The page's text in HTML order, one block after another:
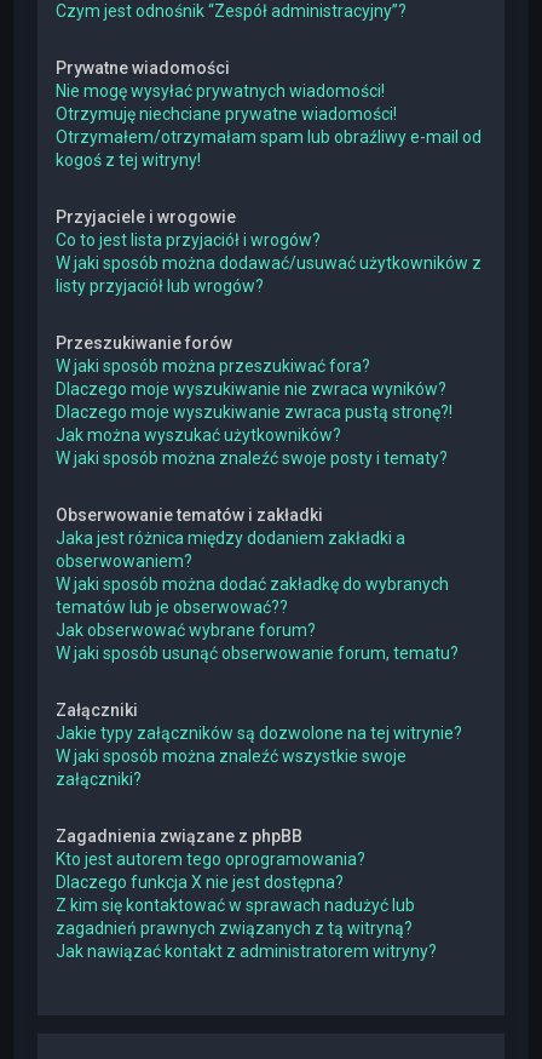
Czym jest odnośnik “Zespół administracyjny”?
Prywatne wiadomości
Nie mogę wysyłać prywatnych wiadomości!
Otrzymuję niechciane prywatne wiadomości!
Otrzymałem/otrzymałam spam lub obraźliwy e-mail od
kogoś z tej witryny!
Przyjaciele i wrogowie
Co to jest lista przyjaciół i wrogów?
W jaki sposób można dodawać/usuwać użytkowników z
listy przyjaciół lub wrogów?
Przeszukiwanie forów
W jaki sposób można przeszukiwać fora?
Dlaczego moje wyszukiwanie nie zwraca wyników?
Dlaczego moje wyszukiwanie zwraca pustą stronę?!
Jak można wyszukać użytkowników?
W jaki sposób można znaleźć swoje posty i tematy?
Obserwowanie tematów i zakładki
Jaka jest różnica między dodaniem zakładki a
obserwowaniem?
W jaki sposób można dodać zakładkę do wybranych
tematów lub je obserwować??
Jak obserwować wybrane forum?
W jaki sposób usunąć obserwowanie forum, tematu?
Załączniki
Jakie typy załączników są dozwolone na tej witrynie?
W jaki sposób można znaleźć wszystkie swoje
załączniki?
Zagadnienia związane z phpBB
Kto jest autorem tego oprogramowania?
Dlaczego funkcja X nie jest dostępna?
Z kim się kontaktować w sprawach nadużyć lub
zagadnień prawnych związanych z tą witryną?
Jak nawiązać kontakt z administratorem witryny?